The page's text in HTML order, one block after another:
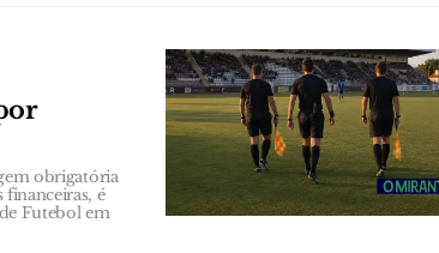
obrigatória
é
Futebol em